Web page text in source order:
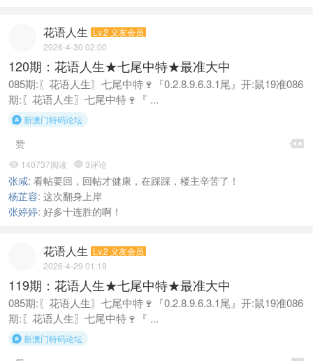
花语人生 Lv.2 义友会员
2026-4-30 02:00
120期：花语人生★七尾中特★最准大中
085期:〖花语人生〗七尾中特🍷『0.2.8.9.6.3.1尾』开:鼠19准086
期:〖花语人生〗七尾中特🍷『 ...
 新澳门特码论坛

赞
 140737阅读 3评论
张咸: 看帖要回，回帖才健康，在踩踩，楼主辛苦了！
杨芷容: 这次翻身上岸
张婷婷: 好多十连胜的啊！
花语人生 Lv.2 义友会员
2026-4-29 01:19
119期：花语人生★七尾中特★最准大中
085期:〖花语人生〗七尾中特🍷『0.2.8.9.6.3.1尾』开:鼠19准086
期:〖花语人生〗七尾中特🍷『 ...
 新澳门特码论坛